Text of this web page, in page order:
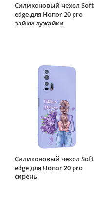
Силиконовый чехол Soft
edge для Honor 20 pro
зайки лужайки
Силиконовый чехол Soft
edge для Honor 20 pro
сирень